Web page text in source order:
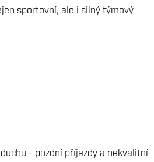
sportovní, ale i silný týmový
- pozdní příjezdy a nekvalitní